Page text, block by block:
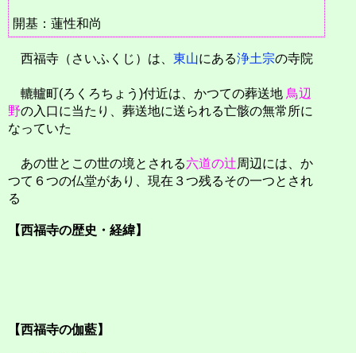
開基：蓮性和尚
西福寺（さいふくじ）は、 東山にある浄土宗の寺院
轆轤町(ろくろちょう)付近は、かつての葬送地 鳥辺
野の入口に当たり、葬送地に送られる亡骸の無常所に
なっていた
あの世とこの世の境とされる六道の辻周辺には、か
つて６つの仏堂があり、現在３つ残るその一つとされ
る
【西福寺の歴史・経緯】
【西福寺の伽藍】